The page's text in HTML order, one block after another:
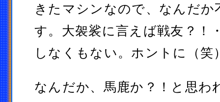
きたマシンなので、なんだか
す。大袈裟に言えば戦友？！
しなくもない。ホントに（笑
なんだか、馬鹿か？！と思わ